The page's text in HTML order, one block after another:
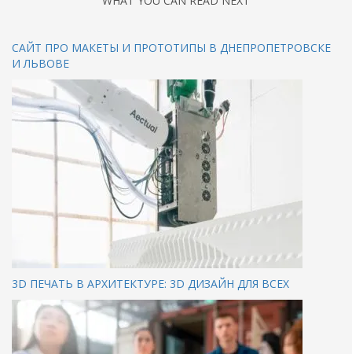
САЙТ ПРО МАКЕТЫ И ПРОТОТИПЫ В ДНЕПРОПЕТРОВСКЕ
И ЛЬВОВЕ
3D ПЕЧАТЬ В АРХИТЕКТУРЕ: 3D ДИЗАЙН ДЛЯ ВСЕХ